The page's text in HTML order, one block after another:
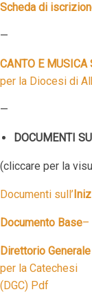
Scheda di
—
CANTO E MUSICA
per la Diocesi di
—
DOCUMENTI
(cliccare per la
Documenti sull’
Documento Base–
Direttorio Generale
per la Catechesi
(DGC) Pdf